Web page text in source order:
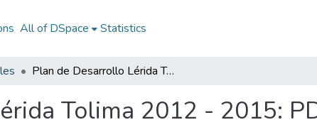
All of DSpace Statistics
Plan de Desarrollo Lérida Tolima 2012 - 2015: PD Lérida Tolima 2012 - 2015
Tolima 2012 - 2015: